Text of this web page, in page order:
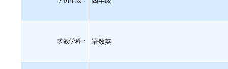
求教学科： 语数英